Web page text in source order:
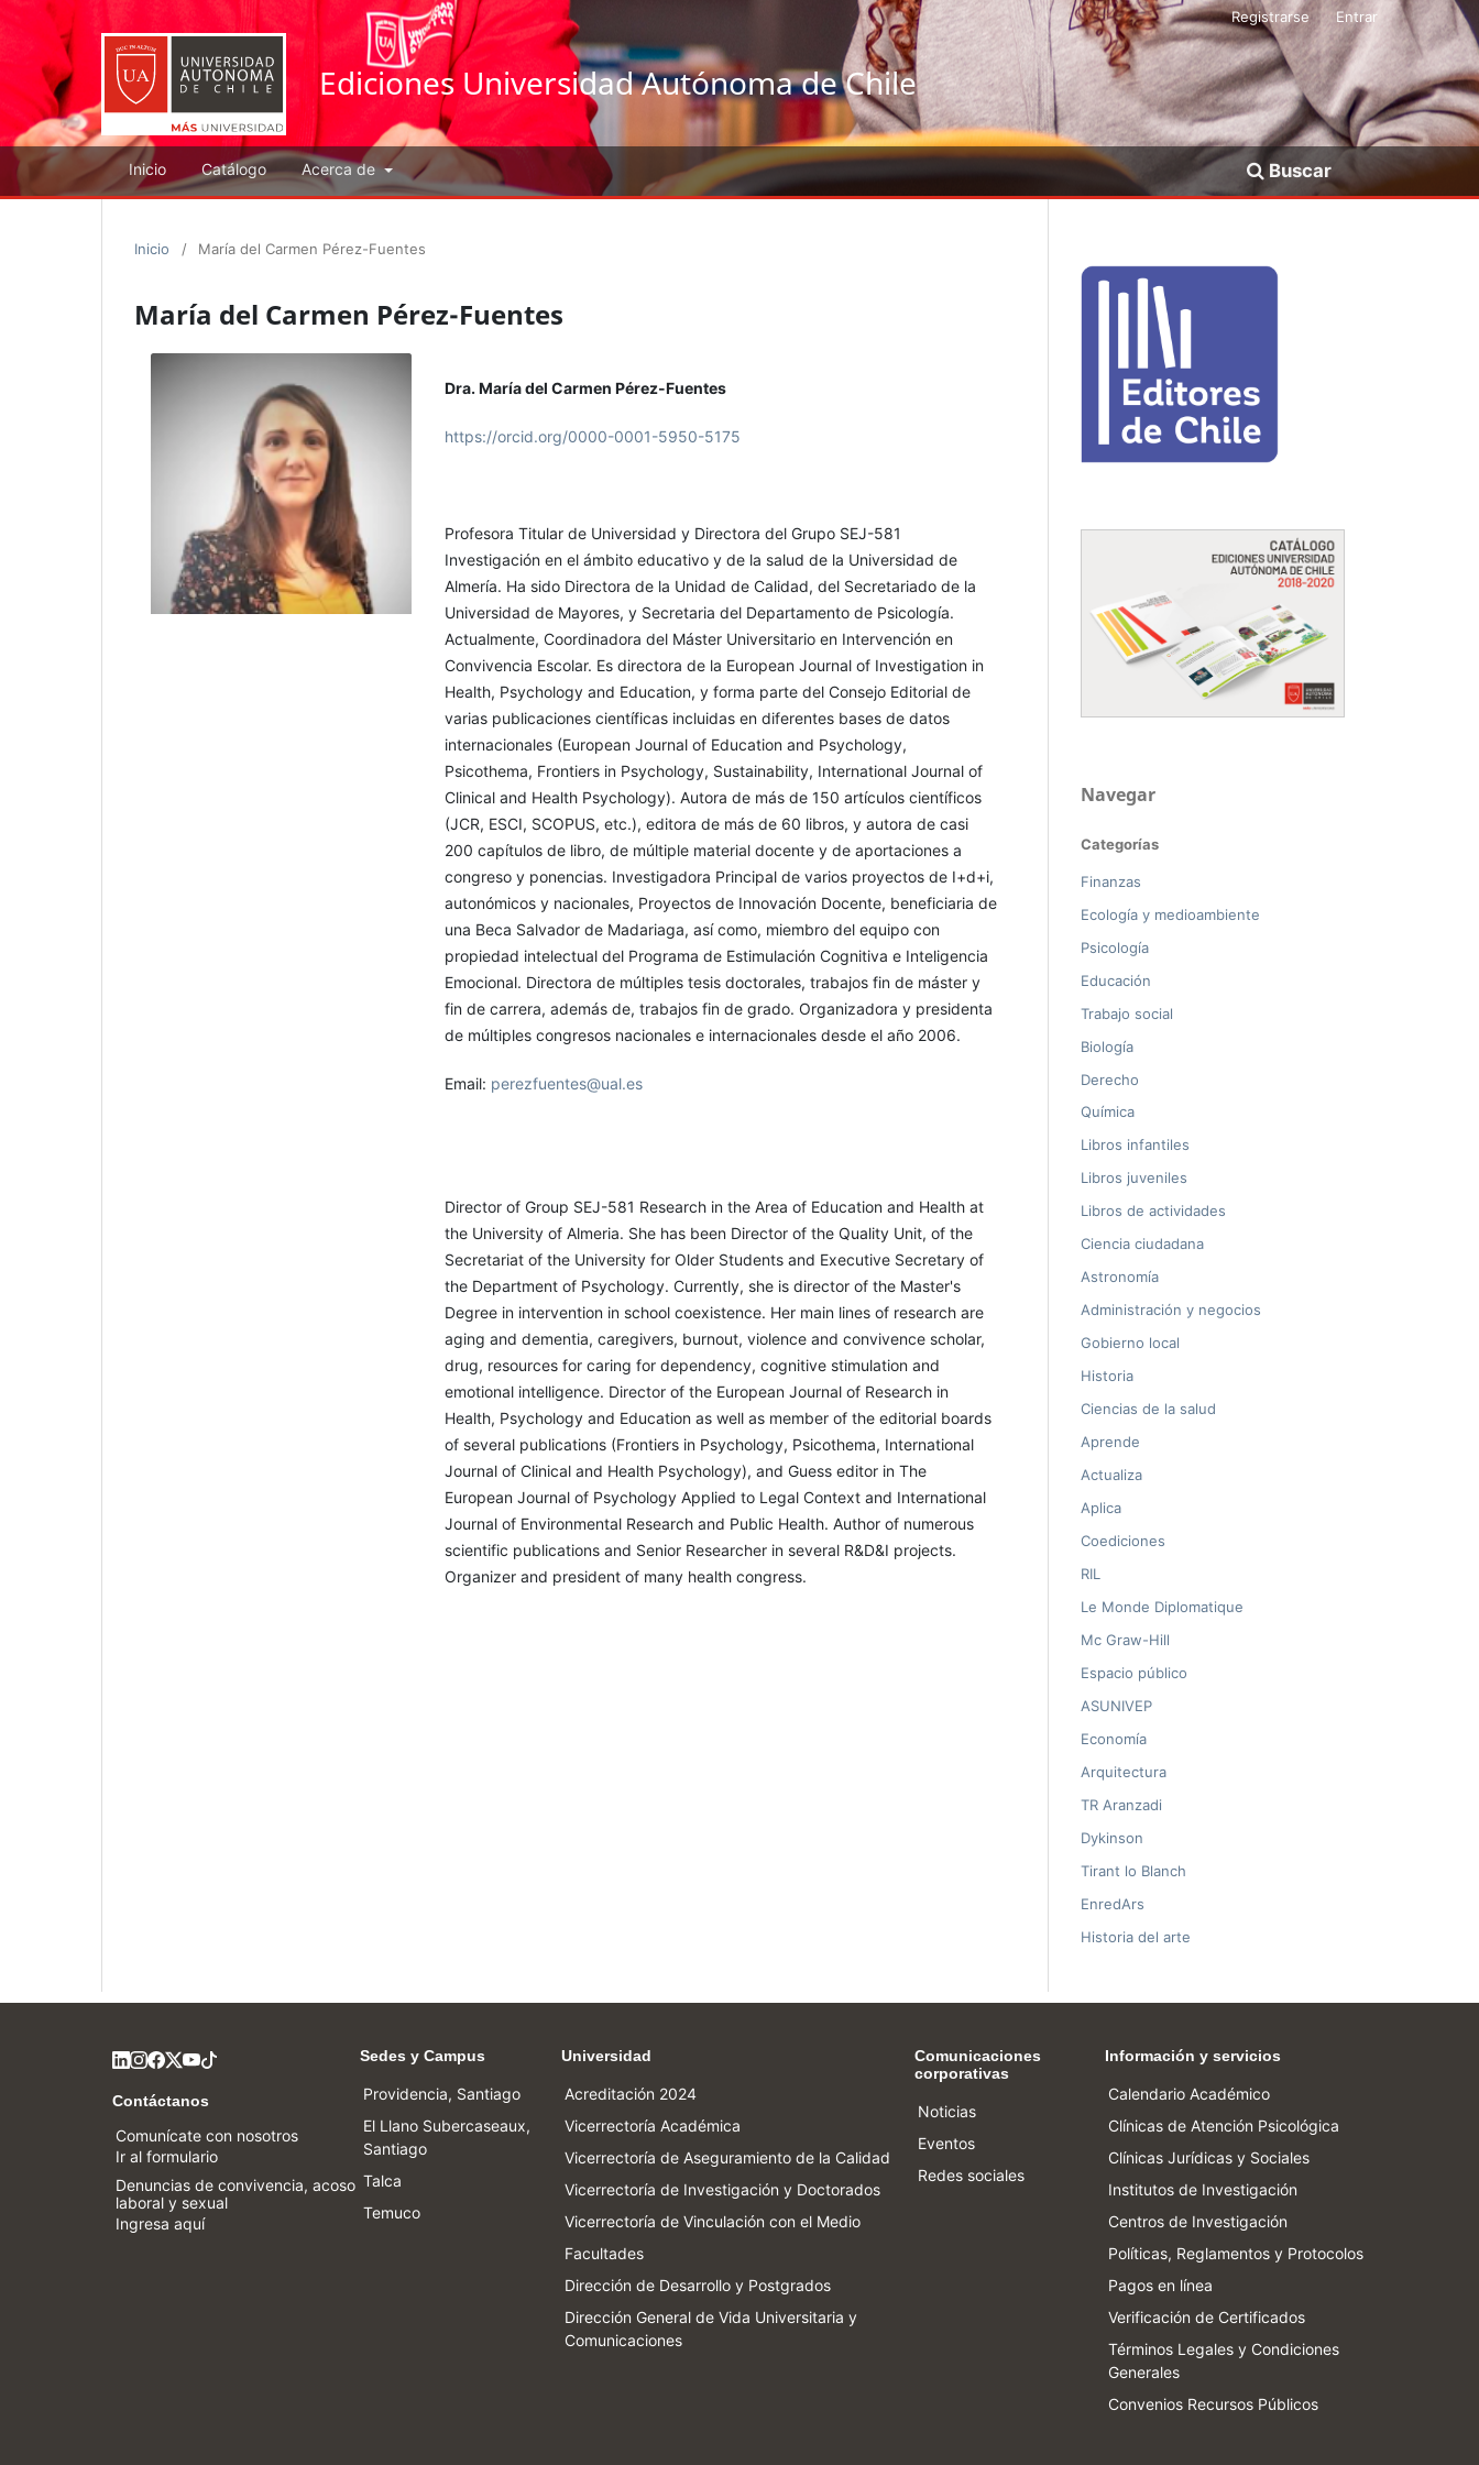
Ediciones Universidad Autónoma de Chile
Inicio Catálogo Acerca de Buscar
Registrarse Entrar
Inicio / María del Carmen Pérez-Fuentes
María del Carmen Pérez-Fuentes
Dra. María del Carmen Pérez-Fuentes
https://orcid.org/0000-0001-5950-5175
Profesora Titular de Universidad y Directora del Grupo SEJ-581
Investigación en el ámbito educativo y de la salud de la Universidad de
Almería. Ha sido Directora de la Unidad de Calidad, del Secretariado de la
Universidad de Mayores, y Secretaria del Departamento de Psicología.
Actualmente, Coordinadora del Máster Universitario en Intervención en
Convivencia Escolar. Es directora de la European Journal of Investigation in
Health, Psychology and Education, y forma parte del Consejo Editorial de
varias publicaciones científicas incluidas en diferentes bases de datos
internacionales (European Journal of Education and Psychology,
Psicothema, Frontiers in Psychology, Sustainability, International Journal of
Clinical and Health Psychology). Autora de más de 150 artículos científicos
(JCR, ESCI, SCOPUS, etc.), editora de más de 60 libros, y autora de casi
200 capítulos de libro, de múltiple material docente y de aportaciones a
congreso y ponencias. Investigadora Principal de varios proyectos de I+d+i,
autonómicos y nacionales, Proyectos de Innovación Docente, beneficiaria de
una Beca Salvador de Madariaga, así como, miembro del equipo con
propiedad intelectual del Programa de Estimulación Cognitiva e Inteligencia
Emocional. Directora de múltiples tesis doctorales, trabajos fin de máster y
fin de carrera, además de, trabajos fin de grado. Organizadora y presidenta
de múltiples congresos nacionales e internacionales desde el año 2006.
Email: perezfuentes@ual.es
Director of Group SEJ-581 Research in the Area of Education and Health at
the University of Almeria. She has been Director of the Quality Unit, of the
Secretariat of the University for Older Students and Executive Secretary of
the Department of Psychology. Currently, she is director of the Master's
Degree in intervention in school coexistence. Her main lines of research are
aging and dementia, caregivers, burnout, violence and convivence scholar,
drug, resources for caring for dependency, cognitive stimulation and
emotional intelligence. Director of the European Journal of Research in
Health, Psychology and Education as well as member of the editorial boards
of several publications (Frontiers in Psychology, Psicothema, International
Journal of Clinical and Health Psychology), and Guess editor in The
European Journal of Psychology Applied to Legal Context and International
Journal of Environmental Research and Public Health. Author of numerous
scientific publications and Senior Researcher in several R&D&I projects.
Organizer and president of many health congress.
Navegar
Categorías
Finanzas
Ecología y medioambiente
Psicología
Educación
Trabajo social
Biología
Derecho
Química
Libros infantiles
Libros juveniles
Libros de actividades
Ciencia ciudadana
Astronomía
Administración y negocios
Gobierno local
Historia
Ciencias de la salud
Aprende
Actualiza
Aplica
Coediciones
RIL
Le Monde Diplomatique
Mc Graw-Hill
Espacio público
ASUNIVEP
Economía
Arquitectura
TR Aranzadi
Dykinson
Tirant lo Blanch
EnredArs
Historia del arte
Contáctanos
Comunícate con nosotros
Ir al formulario
Denuncias de convivencia, acoso
laboral y sexual
Ingresa aquí
Sedes y Campus
Providencia, Santiago
El Llano Subercaseaux,
Santiago
Talca
Temuco
Universidad
Acreditación 2024
Vicerrectoría Académica
Vicerrectoría de Aseguramiento de la Calidad
Vicerrectoría de Investigación y Doctorados
Vicerrectoría de Vinculación con el Medio
Facultades
Dirección de Desarrollo y Postgrados
Dirección General de Vida Universitaria y
Comunicaciones
Comunicaciones
corporativas
Noticias
Eventos
Redes sociales
Información y servicios
Calendario Académico
Clínicas de Atención Psicológica
Clínicas Jurídicas y Sociales
Institutos de Investigación
Centros de Investigación
Políticas, Reglamentos y Protocolos
Pagos en línea
Verificación de Certificados
Términos Legales y Condiciones
Generales
Convenios Recursos Públicos